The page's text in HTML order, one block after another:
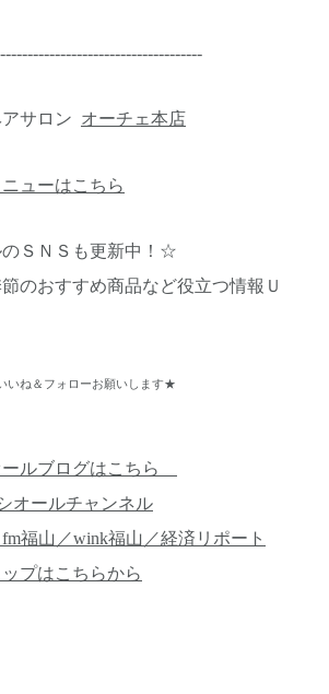
サロン オーチェ本店
ューはこちら
ＳＮＳも更新中！☆
節のおすすめ商品など役立つ情報Ｕ
いね＆フォローお願いします★
ールブログはこちら
オールチャンネル
福山／wink福山／経済リポート
プはこちらから